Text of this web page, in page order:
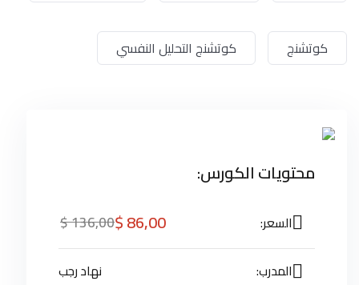
كوتشنج كوتشنج التحليل النفسي
محتويات الكورس:
السعر: 136,00
$ 86,00
$
المدرب:
نهاد رجب